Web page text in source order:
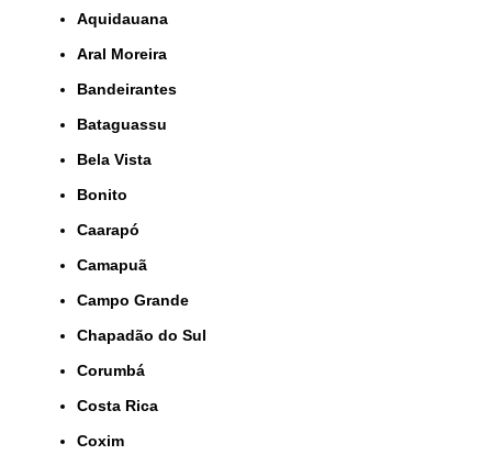
Aquidauana
Aral Moreira
Bandeirantes
Bataguassu
Bela Vista
Bonito
Caarapó
Camapuã
Campo Grande
Chapadão do Sul
Corumbá
Costa Rica
Coxim